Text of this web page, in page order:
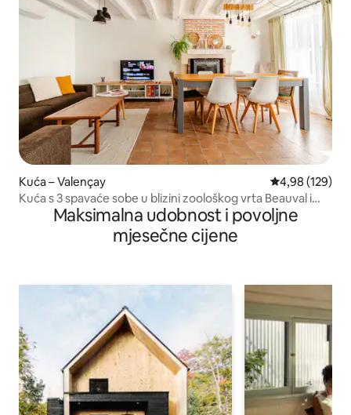
Kuća – Valençay Prosječna
4,98 (129)
Kuća s 3 spavaće sobe u blizini zoološkog vrta Beauval i
dvoracaMaksimalna udobnost i povoljne
mjesečne cijene